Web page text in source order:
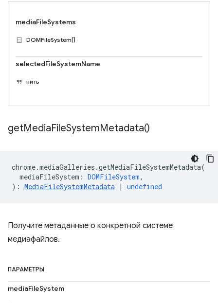
mediaFileSystems
DOMFileSystem[]
selectedFileSystemName
нить
getMediaFileSystemMetadata()
chrome.mediaGalleries .getMediaFileSystemMetadata(
mediaFileSystem : DOMFileSystem,
) : MediaFileSystemMetadata | undefined
Получите метаданные о конкретной системе
медиафайлов.
ПАРАМЕТРЫ
mediaFileSystem